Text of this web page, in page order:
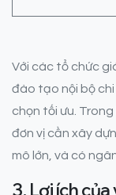
Với các tổ chức
đào tạo nội bộ
chọn tối ưu. Trong
đơn vị cần xây
mô lớn, và có